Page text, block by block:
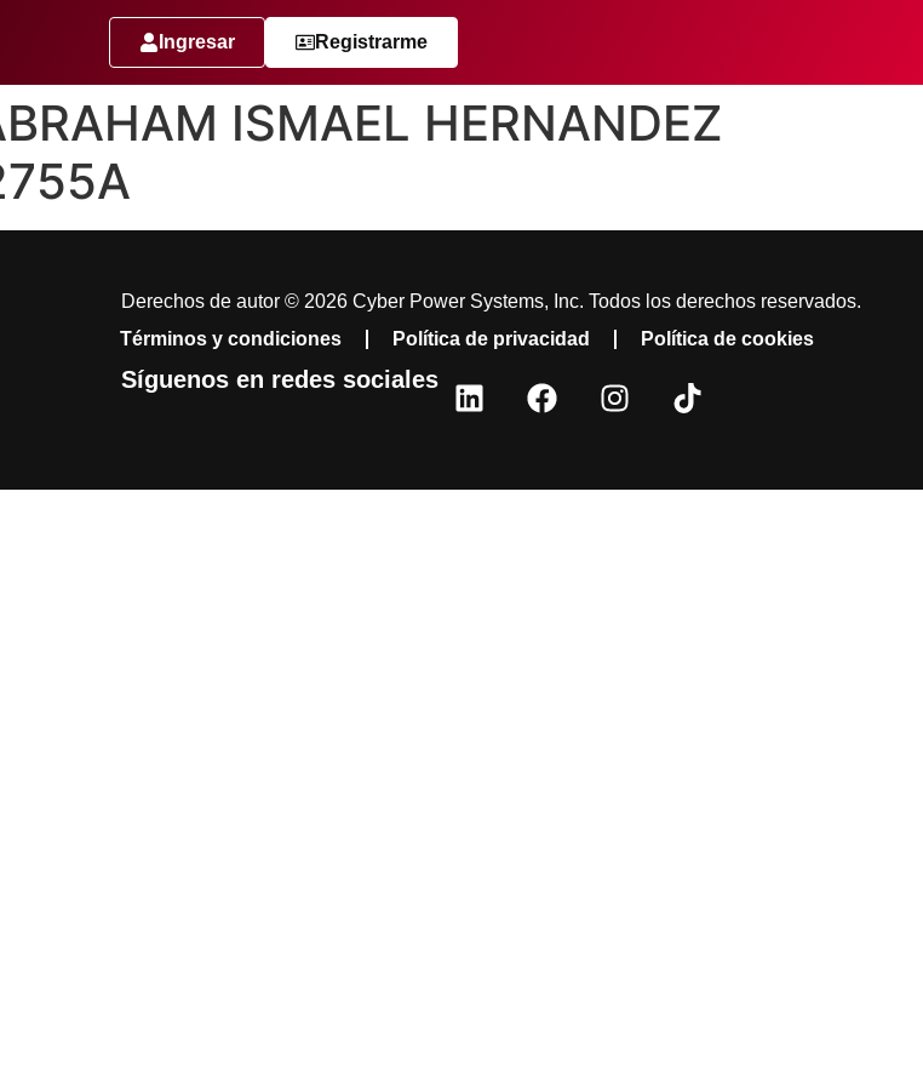
Ingresar Registrarme
ISMAEL HERNANDEZ
Derechos de autor © 2026 Cyber Power Systems, Inc. Todos los derechos reservados.
Términos y condiciones
Política de privacidad Política de cookies
Síguenos en redes sociales